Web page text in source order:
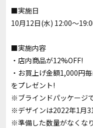
■実施日
10月12日(水) 12:00～
■実施内容
・店内商品が12%OFF!
・お買上げ金額1,000円
をプレゼント!
※ブラインドパッケージ
※デザインは2022年1月
※準備した数量がなくな